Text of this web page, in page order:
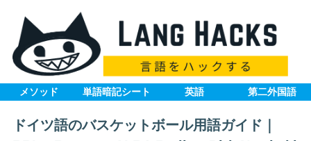
メソッド 単語暗記シート 英語 第二外国語
ドイツ語のバスケットボール用語ガイド｜